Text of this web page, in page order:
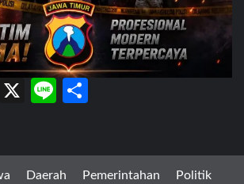
Pinterest
X Line
Daerah Pemerintahan Politik